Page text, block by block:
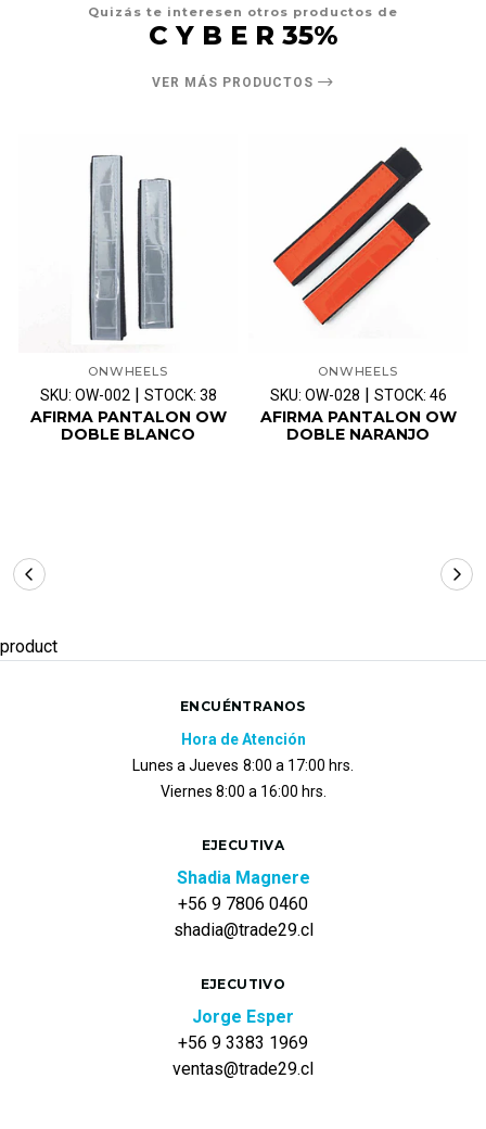
Quizás te interesen otros productos de
C Y B E R 35%
VER MÁS PRODUCTOS
ONWHEELS
SKU: OW-002| STOCK: 38
AFIRMA PANTALON OW
DOBLE BLANCO
ONWHEELS
SKU: OW-028 STOCK: 46
AFIRMA PANTALON OW
DOBLE NARANJO
product
ENCUÉNTRANOS
Hora de Atención
Lunes a Jueves 8:00 a 17:00 hrs.
Viernes 8:00 a 16:00 hrs.
EJECUTIVA
Shadia Magnere
+56 9 7806 0460
shadia@trade29.cl
EJECUTIVO
Jorge Esper
+56 9 3383 1969
ventas@trade29.cl